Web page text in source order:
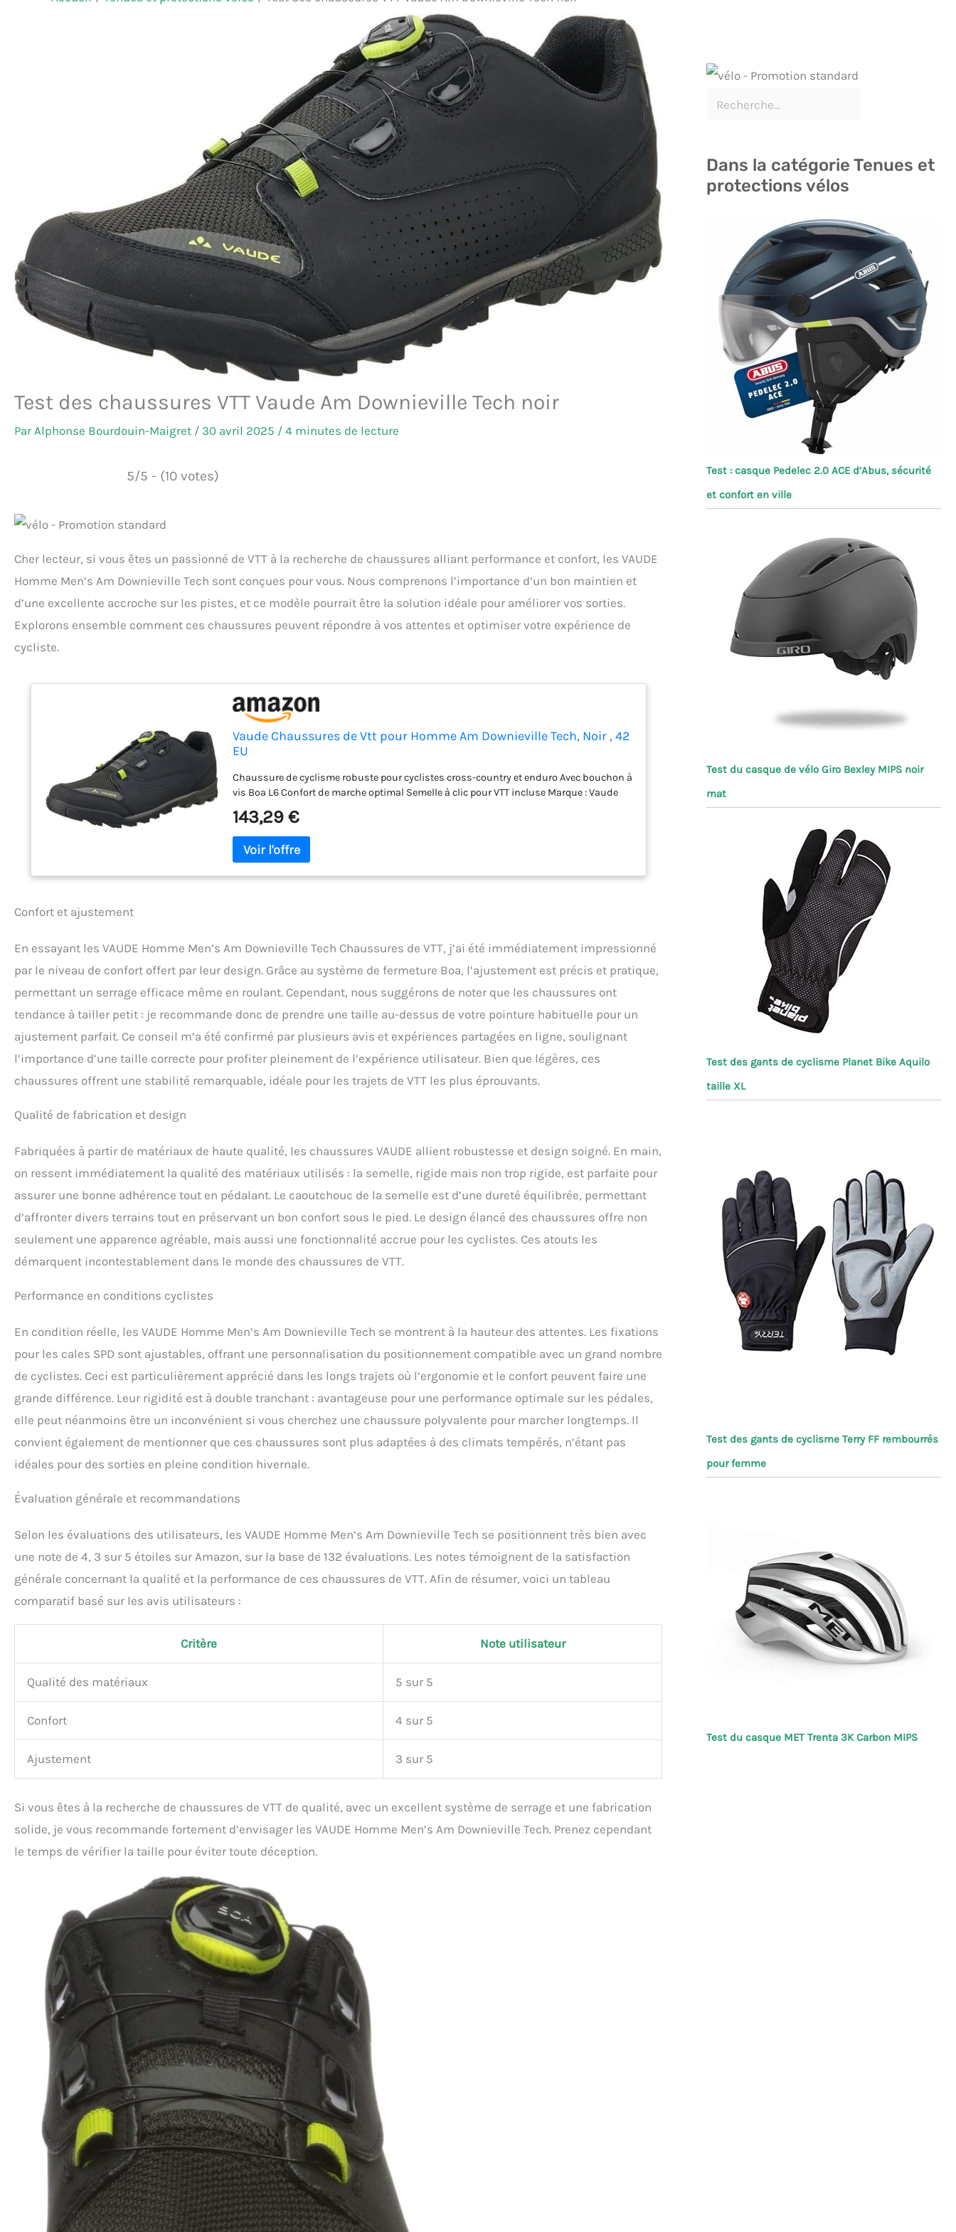
Test des chaussures VTT Vaude Am Downieville Tech noir
ParAlphonse Bourdouin-Maigret / 30 avril 2025 / 4 minutes de lecture
5/5 - (10 votes)
Cher lecteur, si vous êtes un passionné de VTT à la recherche de chaussures alliant performance et confort, les VAUDE
Homme Men’s Am Downieville Tech sont conçues pour vous. Nous comprenons l’importance d’un bon maintien et
d’une excellente accroche sur les pistes, et ce modèle pourrait être la solution idéale pour améliorer vos sorties.
Explorons ensemble comment ces chaussures peuvent répondre à vos attentes et optimiser votre expérience de
cycliste.
Vaude Chaussures de Vtt pour Homme Am Downieville Tech, Noir , 42
EU
Chaussure de cyclisme robuste pour cyclistes cross-country et enduro Avec bouchon à
vis Boa L6 Confort de marche optimal Semelle à clic pour VTT incluse Marque : Vaude
143,29 €
Confort et ajustement
En essayant les VAUDE Homme Men’s Am Downieville Tech Chaussures de VTT, j’ai été immédiatement impressionné
par le niveau de confort offert par leur design. Grâce au système de fermeture Boa, l’ajustement est précis et pratique,
permettant un serrage efficace même en roulant. Cependant, nous suggérons de noter que les chaussures ont
tendance à tailler petit : je recommande donc de prendre une taille au-dessus de votre pointure habituelle pour un
ajustement parfait. Ce conseil m’a été confirmé par plusieurs avis et expériences partagées en ligne, soulignant
l’importance d’une taille correcte pour profiter pleinement de l’expérience utilisateur. Bien que légères, ces
chaussures offrent une stabilité remarquable, idéale pour les trajets de VTT les plus éprouvants.
Qualité de fabrication et design
Fabriquées à partir de matériaux de haute qualité, les chaussures VAUDE allient robustesse et design soigné. En main,
on ressent immédiatement la qualité des matériaux utilisés : la semelle, rigide mais non trop rigide, est parfaite pour
assurer une bonne adhérence tout en pédalant. Le caoutchouc de la semelle est d’une dureté équilibrée, permettant
d’affronter divers terrains tout en préservant un bon confort sous le pied. Le design élancé des chaussures offre non
seulement une apparence agréable, mais aussi une fonctionnalité accrue pour les cyclistes. Ces atouts les
démarquent incontestablement dans le monde des chaussures de VTT.
Performance en conditions cyclistes
En condition réelle, les VAUDE Homme Men’s Am Downieville Tech se montrent à la hauteur des attentes. Les fixations
pour les cales SPD sont ajustables, offrant une personnalisation du positionnement compatible avec un grand nombre
de cyclistes. Ceci est particulièrement apprécié dans les longs trajets où l’ergonomie et le confort peuvent faire une
grande différence. Leur rigidité est à double tranchant : avantageuse pour une performance optimale sur les pédales,
elle peut néanmoins être un inconvénient si vous cherchez une chaussure polyvalente pour marcher longtemps. Il
convient également de mentionner que ces chaussures sont plus adaptées à des climats tempérés, n’étant pas
idéales pour des sorties en pleine condition hivernale.
Évaluation générale et recommandations
Selon les évaluations des utilisateurs, les VAUDE Homme Men’s Am Downieville Tech se positionnent très bien avec
une note de 4, 3 sur 5 étoiles sur Amazon, sur la base de 132 évaluations. Les notes témoignent de la satisfaction
générale concernant la qualité et la performance de ces chaussures de VTT. Afin de résumer, voici un tableau
comparatif basé sur les avis utilisateurs :
Critère Note utilisateur
Qualité des matériaux 5 sur 5
Confort 4 sur 5
Ajustement 3 sur 5
Si vous êtes à la recherche de chaussures de VTT de qualité, avec un excellent système de serrage et une fabrication
solide, je vous recommande fortement d’envisager les VAUDE Homme Men’s Am Downieville Tech. Prenez cependant
le temps de vérifier la taille pour éviter toute déception.
Dans la catégorie Tenues et
protections vélos
Test : casque Pedelec 2.0 ACE d’Abus, sécurité
et confort en ville
Test du casque de vélo Giro Bexley MIPS noir
mat
Test des gants de cyclisme Planet Bike Aquilo
taille XL
Test des gants de cyclisme Terry FF rembourrés
pour femme
Test du casque MET Trenta 3K Carbon MIPS